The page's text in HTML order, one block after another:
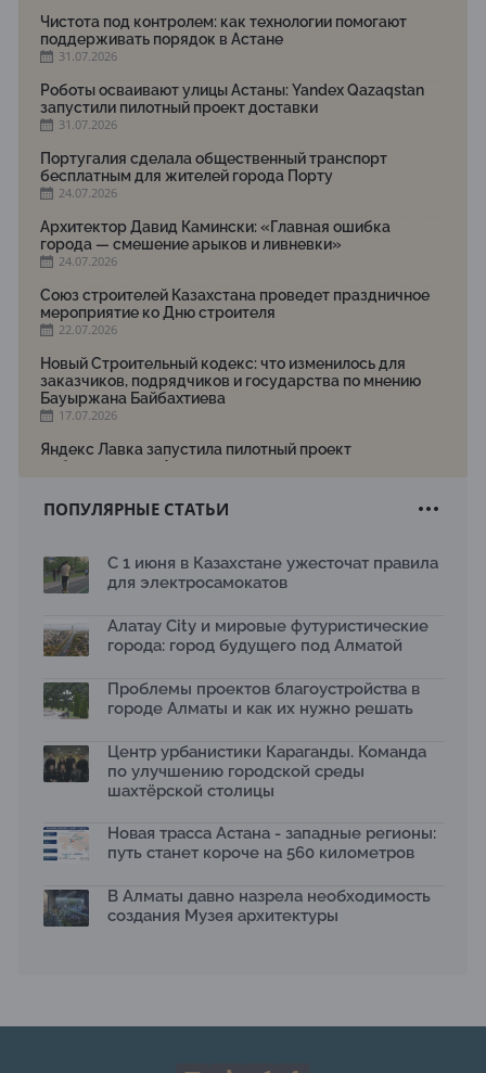
Чистота под контролем: как технологии помогают
поддерживать порядок в Астане
31.07.2026
Роботы осваивают улицы Астаны: Yandex Qazaqstan
запустили пилотный проект доставки
31.07.2026
Португалия сделала общественный транспорт
бесплатным для жителей города Порту
24.07.2026
Архитектор Давид Камински: «Главная ошибка
города — смешение арыков и ливневки»
24.07.2026
Союз строителей Казахстана проведет праздничное
мероприятие ко Дню строителя
22.07.2026
Новый Строительный кодекс: что изменилось для
заказчиков, подрядчиков и государства по мнению
Бауыржана Байбахтиева
17.07.2026
Яндекс Лавка запустила пилотный проект
рободоставки в Астане
Архитектурная премия SÄULE ARCHITEKTURPREIS
Первый Дом правительства Алматы станет главной
13.07.2026
В столичном детсаду подвели итоги акции «Таза
отходам
08.07.2026
общественных пространств
06.07.2026
температуру и здоровье людей
03.07.2026
сильных дождей в горах Алматы
02.07.2026
На слушаниях по корректировке СЭО Генплана
ПОПУЛЯРНЫЕ СТАТЬИ
С 1 июня в Казахстане ужесточат правила
для электросамокатов
Алатау City и мировые футуристические
города: город будущего под Алматой
Проблемы проектов благоустройства в
городе Алматы и как их нужно решать
Центр урбанистики Караганды. Команда
по улучшению городской среды
шахтёрской столицы
Новая трасса Астана - западные регионы:
путь станет короче на 560 километров
В Алматы давно назрела необходимость
создания Музея архитектуры